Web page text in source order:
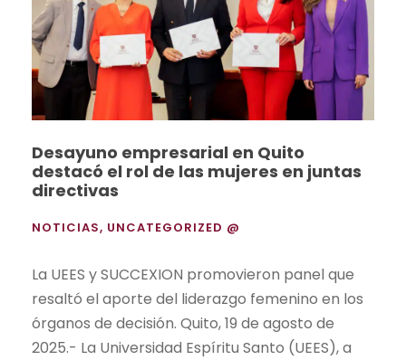
Desayuno empresarial en Quito
destacó el rol de las mujeres en juntas
directivas
NOTICIAS, UNCATEGORIZED @
La UEES y SUCCEXION promovieron panel que
resaltó el aporte del liderazgo femenino en los
órganos de decisión. Quito, 19 de agosto de
2025.- La Universidad Espíritu Santo (UEES), a